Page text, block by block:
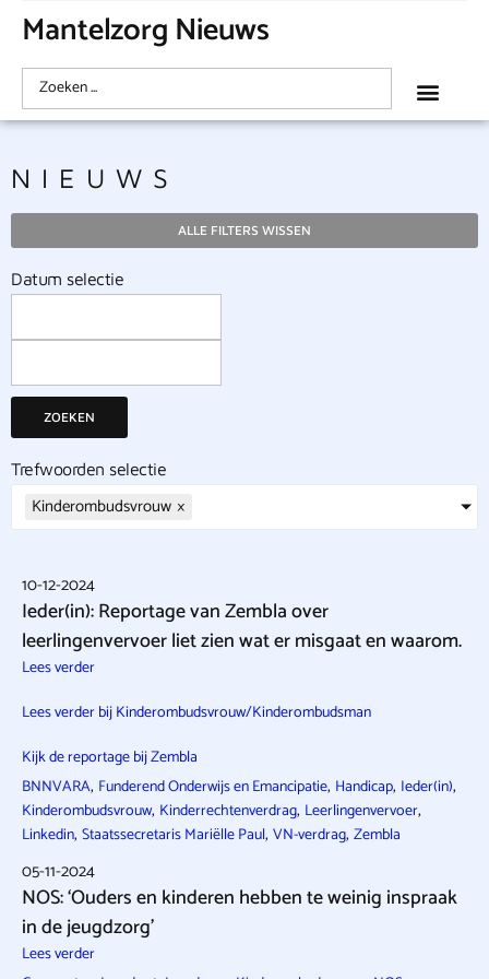
Mantelzorg Nieuws
NIEUWS
ALLE FILTERS WISSEN
Datum selectie
ZOEKEN
Trefwoorden selectie
Kinderombudsvrouw ×
10-12-2024
Ieder(in): Reportage van Zembla over
leerlingenvervoer liet zien wat er misgaat en waarom.
Lees verder
Lees verder bij Kinderombudsvrouw/Kinderombudsman
Kijk de reportage bij Zembla
BNNVARA, Funderend Onderwijs en Emancipatie, Handicap, Ieder(in),
Kinderombudsvrouw, Kinderrechtenverdrag, Leerlingenvervoer,
Linkedin, Staatssecretaris Mariëlle Paul, VN-verdrag, Zembla
05-11-2024
NOS: ‘Ouders en kinderen hebben te weinig inspraak
in de jeugdzorg’
Lees verder